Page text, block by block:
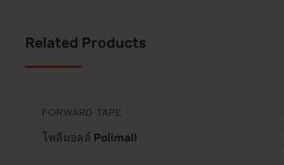
Related Products
FORWARD TAPE
โพลีมอลล์ Polimall